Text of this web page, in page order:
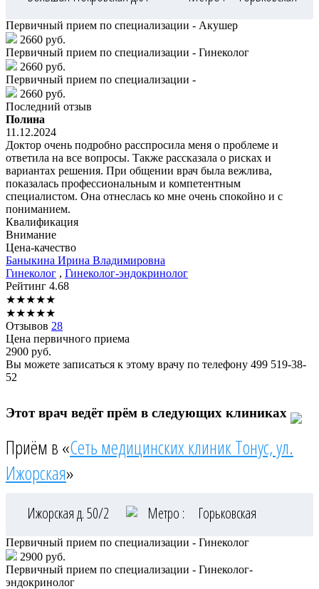
Первичный прием по специализации - Акушер
2660 руб.
Первичный прием по специализации - Гинеколог
2660 руб.
Первичный прием по специализации -
2660 руб.
Последний отзыв
Полина
11.12.2024
Доктор очень подробно расспросила меня о проблеме и
ответила на все вопросы. Также рассказала о рисках и
вариантах решения. При общении врач была вежлива,
показалась профессиональным и компетентным
специалистом. Она отнеслась ко мне очень спокойно и с
пониманием.
Квалификация
Внимание
Цена-качество
Баныкина Ирина Владимировна
Гинеколог , Гинеколог-эндокринолог
Рейтинг 4.68
★★★★★
★★★★★
Отзывов 28
Цена первичного приема
2900 руб.
Вы можете записаться к этому врачу по телефону 499 519-38-
52
Этот врач ведёт прём в следующих клиниках
Приём в «Сеть медицинских клиник Тонус, ул.
Ижорская»
Ижорская д. 50/2 Метро : Горьковская
Первичный прием по специализации - Гинеколог
2900 руб.
Первичный прием по специализации - Гинеколог-
эндокринолог